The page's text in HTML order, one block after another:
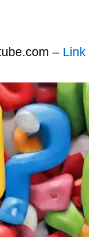
– Link